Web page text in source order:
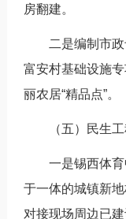
房翻建。
二是编制市政
富安村基础设施
丽农居“精品点”。
（五）民生工
一是锡西体育
于一体的城镇新
对接现场周边已